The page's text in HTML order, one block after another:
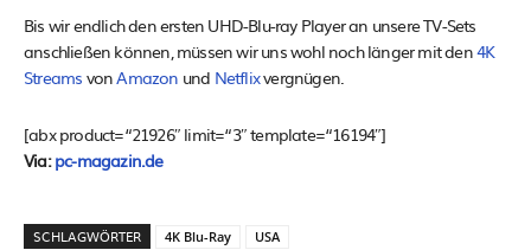
Bis wir endlich den ersten UHD-Blu-ray Player an unsere TV-Sets
anschließen können, müssen wir uns wohl noch länger mit den4K
Streams vonAmazon und Netflixvergnügen.
[abx product=“21926″ limit=“3″ template=“16194″]
Via:pc-magazin.de
SCHLAGWÖRTER 4K Blu-Ray USA